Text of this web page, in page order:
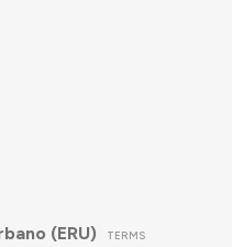
(ERU) TERMS